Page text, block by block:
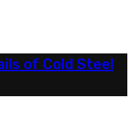
of Cold Steel